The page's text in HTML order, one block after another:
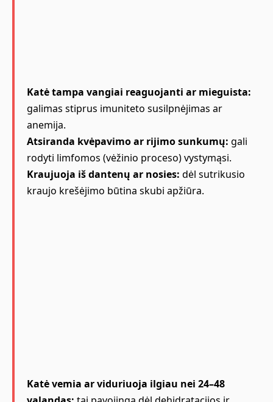
Katė tampa vangiai reaguojanti ar mieguista:
galimas stiprus imuniteto susilpnėjimas ar
anemija.
Atsiranda kvėpavimo ar rijimo sunkumų: gali
rodyti limfomos (vėžinio proceso) vystymąsi.
Kraujuoja iš dantenų ar nosies: dėl sutrikusio
kraujo krešėjimo būtina skubi apžiūra.
Katė vemia ar viduriuoja ilgiau nei 24–48